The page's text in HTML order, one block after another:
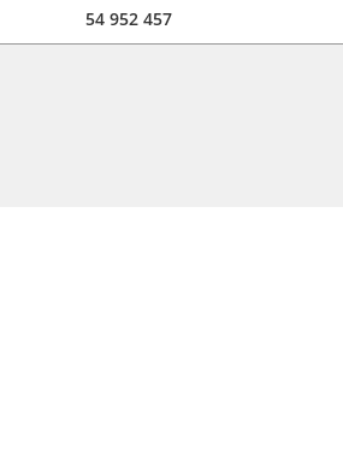
54 952 457